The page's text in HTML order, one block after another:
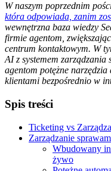
W naszym poprzednim
która odpowiada, zanim
wewnętrzna baza wiedzy
firmie agentom,
centrum kontaktowym. W
AI z systemem
agentom potężne
klientami bezpośrednio w
Spis treści
Ticketing vs
Zarządzanie
Wbudowany
żywo